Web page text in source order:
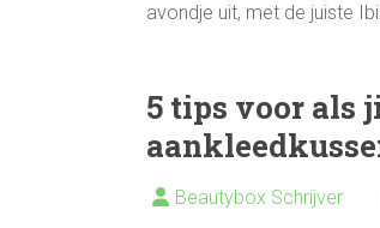
avondje uit, met de juiste
5 tips voor als
Beautybox Schrijver